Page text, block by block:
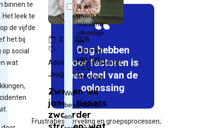
binnen te
Het leek te
de vijfde
het bij
social
wat
Oog hebben
voor factoren is
een deel van de
oplossing
Frustraties, verveling en groepsprocessen;
Zweden wil
jonge tieners
zwaarder
2 juli 2026
Adolescentenstrafrecht,
Jeugdcrim...